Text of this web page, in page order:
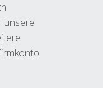
unsere